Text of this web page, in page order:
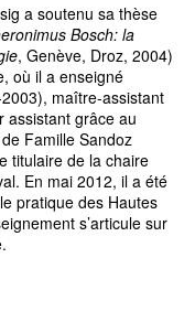
a soutenu sa thèse
Bosch: la
, Genève, Droz, 2004)
où il a enseigné
maître-assistant
assistant grâce au
Famille Sandoz
titulaire de la chaire
En mai 2012, il a été
pratique des Hautes
s’articule sur